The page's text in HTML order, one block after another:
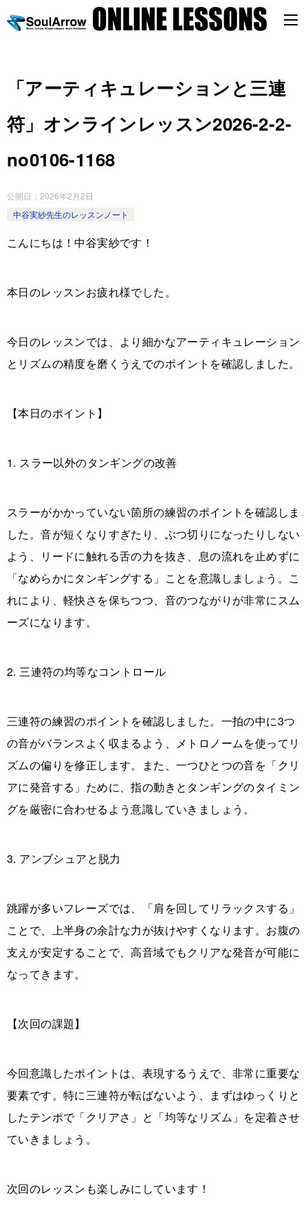
「アーティキュレーションと三連
符」オンラインレッスン2026-2-2-
no0106-1168
公開日： 2026年2月2日
中谷実紗先生のレッスンノート
こんにちは！中谷実紗です！
本日のレッスンお疲れ様でした。
今日のレッスンでは、より細かなアーティキュレーション
とリズムの精度を磨くうえでのポイントを確認しました。
【本日のポイント】
1. スラー以外のタンギングの改善
スラーがかかっていない箇所の練習のポイントを確認しま
した。音が短くなりすぎたり、ぶつ切りになったりしない
よう、リードに触れる舌の力を抜き、息の流れを止めずに
「なめらかにタンギングする」ことを意識しましょう。こ
れにより、軽快さを保ちつつ、音のつながりが非常にスム
ーズになります。
2. 三連符の均等なコントロール
三連符の練習のポイントを確認しました。一拍の中に3つ
の音がバランスよく収まるよう、メトロノームを使ってリ
ズムの偏りを修正します。また、一つひとつの音を「クリ
アに発音する」ために、指の動きとタンギングのタイミン
グを厳密に合わせるよう意識していきましょう。
3. アンブシュアと脱力
跳躍が多いフレーズでは、「肩を回してリラックスする」
ことで、上半身の余計な力が抜けやすくなります。お腹の
支えが安定することで、高音域でもクリアな発音が可能に
なってきます。
【次回の課題】
今回意識したポイントは、表現するうえで、非常に重要な
要素です。特に三連符が転ばないよう、まずはゆっくりと
したテンポで「クリアさ」と「均等なリズム」を定着させ
ていきましょう。
次回のレッスンも楽しみにしています！